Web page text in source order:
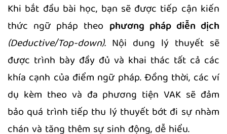
Khi bắt đầu bài học, bạn sẽ được tiếp cận kiến
thức ngữ pháp theo phương pháp diễn dịch
(Deductive/Top-down). Nội dung lý thuyết sẽ
được trình bày đầy đủ và khai thác tất cả các
khía cạnh của điểm ngữ pháp. Đồng thời, các ví
dụ kèm theo và đa phương tiện VAK sẽ đảm
bảo quá trình tiếp thu lý thuyết bớt đi sự nhàm
chán và tăng thêm sự sinh động, dễ hiểu.